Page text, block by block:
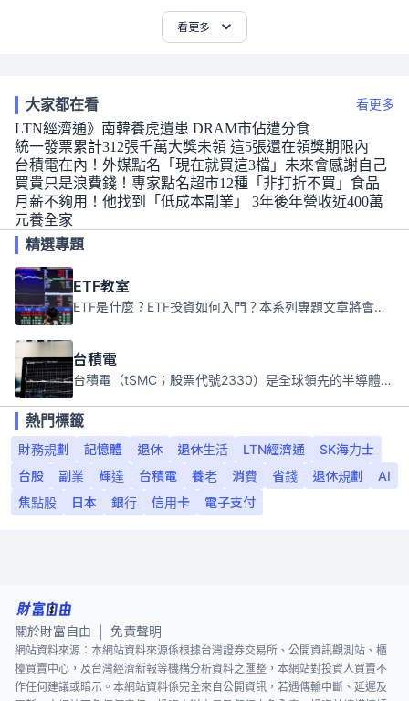
看更多
大家都在看 看更多
LTN經濟通》南韓養虎遺患 DRAM市佔遭分食
統一發票累計312張千萬大獎未領 這5張還在領獎期限內
台積電在內！外媒點名「現在就買這3檔」未來會感謝自己
買貴只是浪費錢！專家點名超市12種「非打折不買」食品
月薪不夠用！他找到「低成本副業」 3年後年營收近400萬
元養全家
精選專題
ETF教室
ETF是什麼？ETF投資如何入門？本系列專題文章將會告訴你新手必須知道的ETF基礎知識。
台積電
台積電（tSMC；股票代號2330）是全球領先的半導體代工公司，成立於1987年，總部位於台灣新竹。且已於美國、日本、德國及中國設廠，台積電是全球首家專業積體電路製造服務公司，也是全球最先進和最大規模的半導體代工廠。
熱門標籤
財務規劃
記憶體 退休 退休生活 LTN經濟通
SK海力士
台股
副業 輝達 台積電 養老 消費 省錢 退休規劃
AI
焦點股
日本 銀行 信用卡 電子支付
關於財富自由 免責聲明
網站資料來源：本網站資料來源係根據台灣證券交易所、公開資訊觀測站、櫃
檯買賣中心，及台灣經濟新報等機構分析資料之匯整，本網站對投資人買賣不
作任何建議或暗示。本網站資料係完全來自公開資訊，若遇傳輸中斷、延遲及